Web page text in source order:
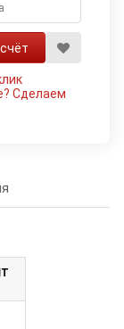
Сделаем